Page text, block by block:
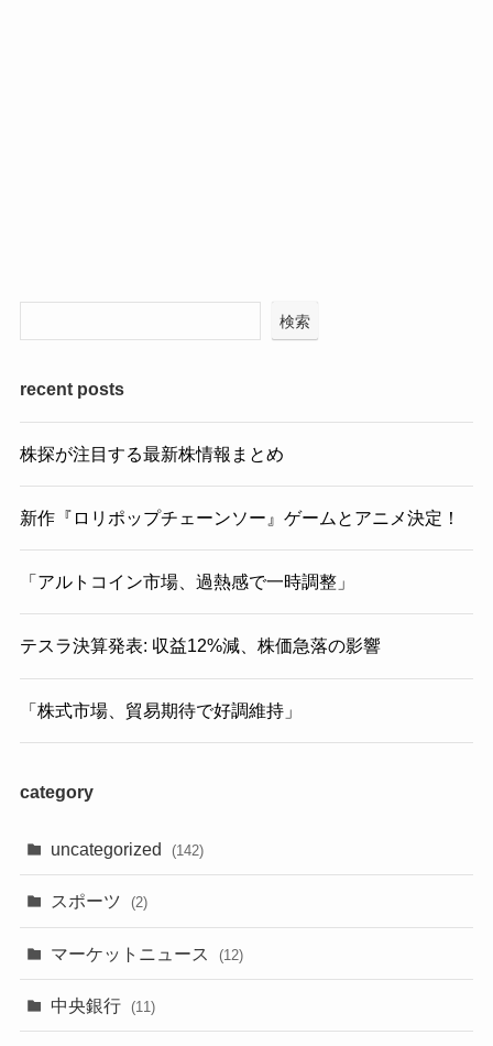
検索
recent posts
株探が注目する最新株情報まとめ
新作『ロリポップチェーンソー』ゲームとアニメ決定！
「アルトコイン市場、過熱感で一時調整」
テスラ決算発表: 収益12%減、株価急落の影響
「株式市場、貿易期待で好調維持」
category
uncategorized (142)
スポーツ (2)
マーケットニュース (12)
中央銀行 (11)